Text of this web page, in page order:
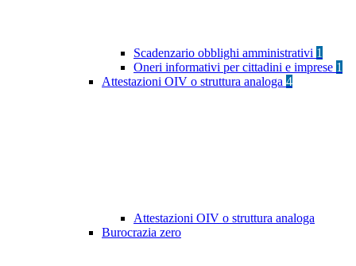
Scadenzario obblighi amministrativi 1
Oneri informativi per cittadini e imprese 1
Attestazioni OIV o struttura analoga 4
Attestazioni OIV o struttura analoga
Burocrazia zero